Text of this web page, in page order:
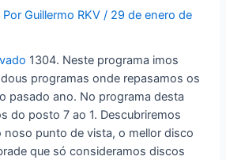
PorGuillermo RKV/ 29 de enero de
1304. Neste programa imos
programas onde repasamos os
pasado ano. No programa desta
do posto 7 ao 1. Descubriremos
noso punto de vista, o mellor disco
que só consideramos discos